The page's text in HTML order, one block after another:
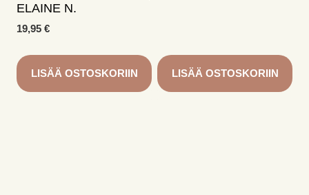
ELAINE N.
19,95 €
LISÄÄ OSTOSKORIIN LISÄÄ OSTOSKORIIN